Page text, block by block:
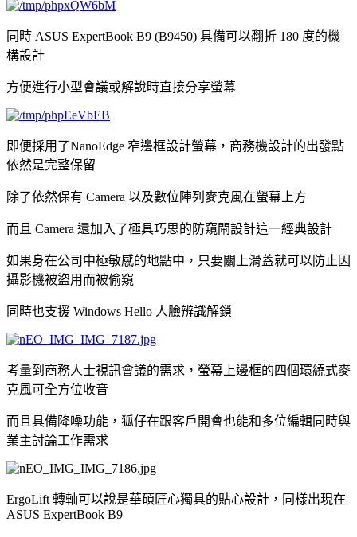
同時 ASUS ExpertBook B9 (B9450) 具備可以翻折 180 度的機
構設計
方便進行小型會議或解說時直接分享螢幕
即便採用了NanoEdge 窄邊框設計螢幕，商務機設計的出發點
依然是完整保留
除了依然保有 Camera 以及數位陣列麥克風在螢幕上方
而且 Camera 還加入了極具巧思的防窺閘設計這一經典設計
如果身在公司中極敏感的地點中，只要關上滑蓋就可以防止因
攝影機被盜用而被偷窺
同時也支援 Windows Hello 人臉辨識解鎖
考量到商務人士視訊會議的需求，螢幕上邊框的四個環繞式麥
克風可全方位收音
而且具備降噪功能，狐仔在跟客戶開會也能和多位編輯同時與
業主討論工作需求
ErgoLift 轉軸可以說是華碩匠心獨具的貼心設計，同樣出現在
ASUS ExpertBook B9